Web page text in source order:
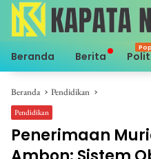
Langsung
konten
Beranda Berita
Beranda Pendidikan
Pendidikan
Penerimaan